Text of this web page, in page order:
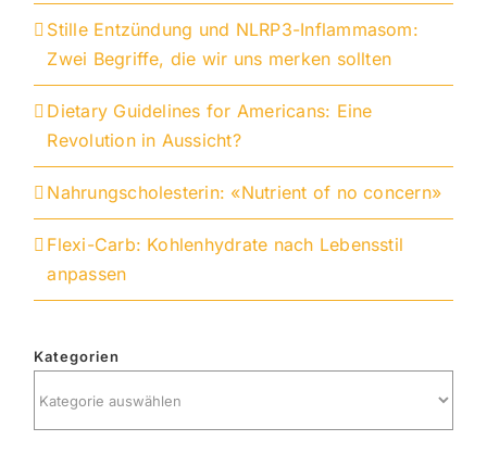
Stille Entzündung und NLRP3-Inflammasom:
Zwei Begriffe, die wir uns merken sollten
Dietary Guidelines for Americans: Eine
Revolution in Aussicht?
Nahrungscholesterin: «Nutrient of no concern»
Flexi-Carb: Kohlenhydrate nach Lebensstil
anpassen
Kategorien